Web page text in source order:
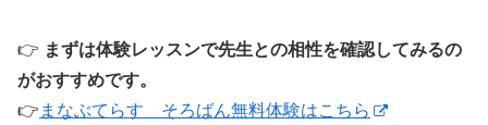
👉 まずは体験レッスンで先生との相性を確認してみるの
がおすすめです。
👉 まなぶてらす そろばん無料体験はこちら